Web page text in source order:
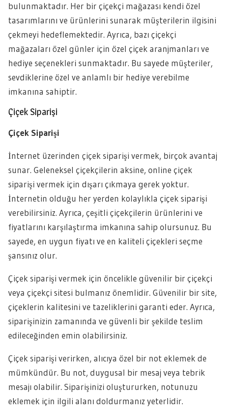
bulunmaktadır. Her bir çiçekçi mağazası kendi özel
tasarımlarını ve ürünlerini sunarak müşterilerin ilgisini
çekmeyi hedeflemektedir. Ayrıca, bazı çiçekçi
mağazaları özel günler için özel çiçek aranjmanları ve
hediye seçenekleri sunmaktadır. Bu sayede müşteriler,
sevdiklerine özel ve anlamlı bir hediye verebilme
imkanına sahiptir.
Çiçek Siparişi
Çiçek Siparişi
İnternet üzerinden çiçek siparişi vermek, birçok avantaj
sunar. Geleneksel çiçekçilerin aksine, online çiçek
siparişi vermek için dışarı çıkmaya gerek yoktur.
İnternetin olduğu her yerden kolaylıkla çiçek siparişi
verebilirsiniz. Ayrıca, çeşitli çiçekçilerin ürünlerini ve
fiyatlarını karşılaştırma imkanına sahip olursunuz. Bu
sayede, en uygun fiyatı ve en kaliteli çiçekleri seçme
şansınız olur.
Çiçek siparişi vermek için öncelikle güvenilir bir çiçekçi
veya çiçekçi sitesi bulmanız önemlidir. Güvenilir bir site,
çiçeklerin kalitesini ve tazeliklerini garanti eder. Ayrıca,
siparişinizin zamanında ve güvenli bir şekilde teslim
edileceğinden emin olabilirsiniz.
Çiçek siparişi verirken, alıcıya özel bir not eklemek de
mümkündür. Bu not, duygusal bir mesaj veya tebrik
mesajı olabilir. Siparişinizi oluştururken, notunuzu
eklemek için ilgili alanı doldurmanız yeterlidir.